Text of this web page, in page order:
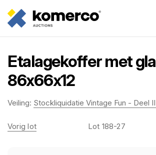
Etalagekoffer met
86x66x12
Veiling: Stockliquidatie Vintage Fun - Deel
Vorig lot Lot 188-27